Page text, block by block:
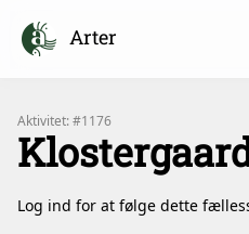
Arter
Aktivitet: #1176
Log ind for at følge dette